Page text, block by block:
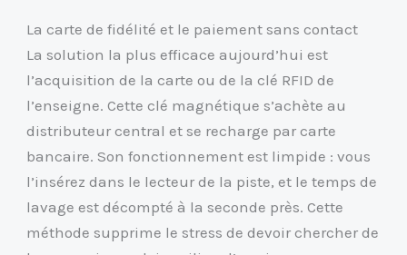
La carte de fidélité et le paiement sans contact
La solution la plus efficace aujourd’hui est
l’acquisition de la carte ou de la clé RFID de
l’enseigne. Cette clé magnétique s’achète au
distributeur central et se recharge par carte
bancaire. Son fonctionnement est limpide : vous
l’insérez dans le lecteur de la piste, et le temps de
lavage est décompté à la seconde près. Cette
méthode supprime le stress de devoir chercher de